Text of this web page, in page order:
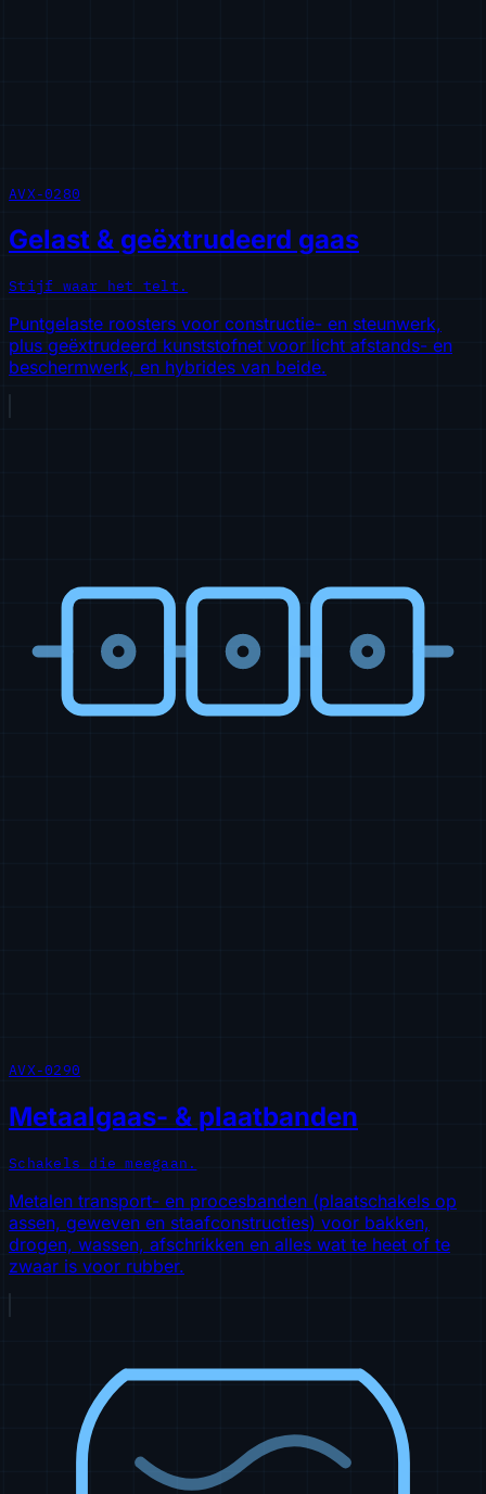
AVX-0280
Gelast & geëxtrudeerd gaas
Stijf waar het telt.
Puntgelaste roosters voor constructie- en steunwerk,
plus geëxtrudeerd kunststofnet voor licht afstands- en
beschermwerk, en hybrides van beide.
AVX-0290
Metaalgaas- & plaatbanden
Schakels die meegaan.
Metalen transport- en procesbanden (plaatschakels op
assen, geweven en staafconstructies) voor bakken,
drogen, wassen, afschrikken en alles wat te heet of te
zwaar is voor rubber.